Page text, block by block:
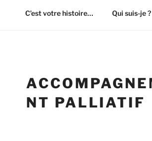
C’est votre histoire… Qui suis-je ?
NT PALLIATIF